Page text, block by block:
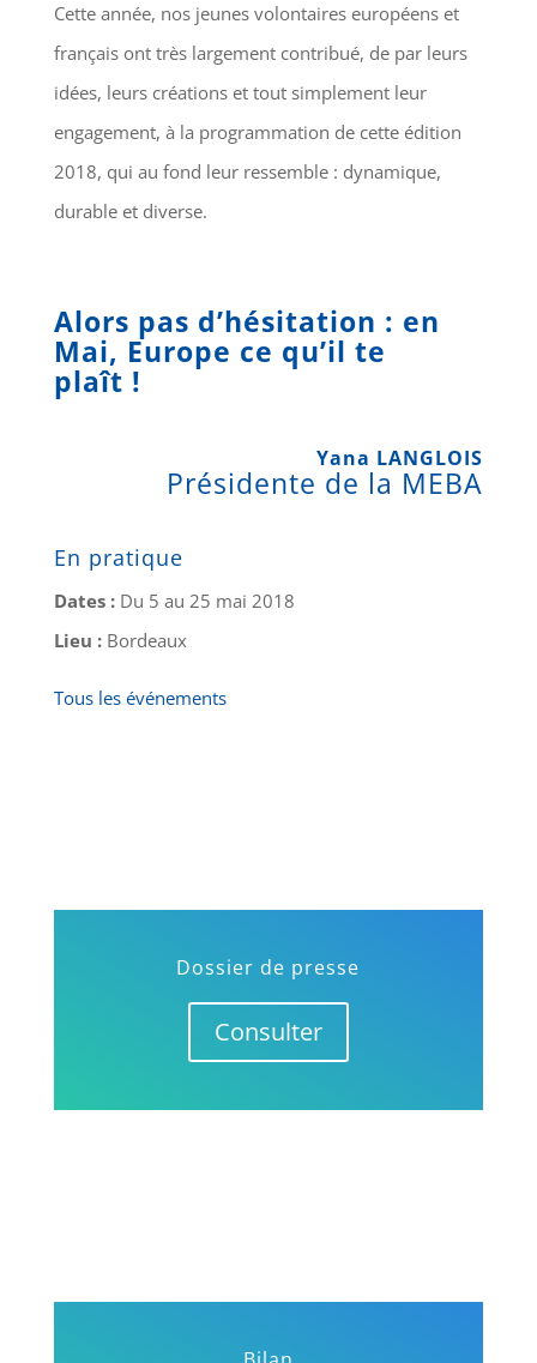
Cette année, nos jeunes volontaires européens et
français ont très largement contribué, de par leurs
idées, leurs créations et tout simplement leur
engagement, à la programmation de cette édition
2018, qui au fond leur ressemble : dynamique,
durable et diverse.
Alors pas d’hésitation : en
Mai, Europe ce qu’il te
plaît !
Yana LANGLOIS
Présidente de la MEBA
En pratique
Dates : Du 5 au 25 mai 2018
Lieu :Bordeaux
Tous les événements
Dossier de presse
Consulter